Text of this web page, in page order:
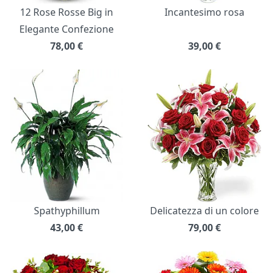
12 Rose Rosse Big in
Elegante Confezione
78,00€
Incantesimo rosa
39,00€
Spathyphillum
43,00€
Delicatezza di un colore
79,00€